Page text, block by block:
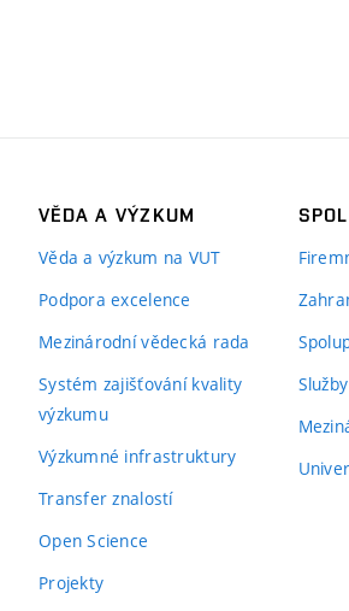
VĚDA A VÝZKUM
Věda a výzkum na VUT
Podpora excelence
Mezinárodní vědecká rada
Systém zajišťování kvality
výzkumu
Výzkumné infrastruktury
Transfer znalostí
Open Science
Projekty